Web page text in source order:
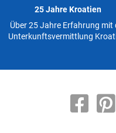
25 Jahre Kroatien
Über 25 Jahre Erfahrung mit
Unterkunftsvermittlung